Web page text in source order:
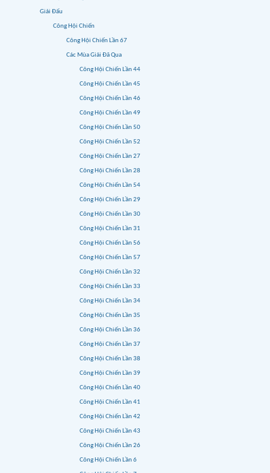
Giải Đấu
Công Hội Chiến
Công Hội Chiến Lần 67
Các Mùa Giải Đã Qua
Công Hội Chiến Lần 44
Công Hội Chiến Lần 45
Công Hội Chiến Lần 46
Công Hội Chiến Lần 49
Công Hội Chiến Lần 50
Công Hội Chiến Lần 52
Công Hội Chiến Lần 27
Công Hội Chiến Lần 28
Công Hội Chiến Lần 54
Công Hội Chiến Lần 29
Công Hội Chiến Lần 30
Công Hội Chiến Lần 31
Công Hội Chiến Lần 56
Công Hội Chiến Lần 57
Công Hội Chiến Lần 32
Công Hội Chiến Lần 33
Công Hội Chiến Lần 34
Công Hội Chiến Lần 35
Công Hội Chiến Lần 36
Công Hội Chiến Lần 37
Công Hội Chiến Lần 38
Công Hội Chiến Lần 39
Công Hội Chiến Lần 40
Công Hội Chiến Lần 41
Công Hội Chiến Lần 42
Công Hội Chiến Lần 43
Công Hội Chiến Lần 26
Công Hội Chiến Lần 6